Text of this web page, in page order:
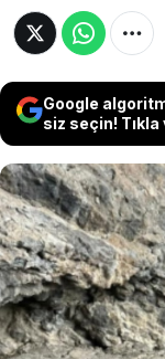
Google
siz seçin! Tıkla
kazıyla
bir köy
kimliği